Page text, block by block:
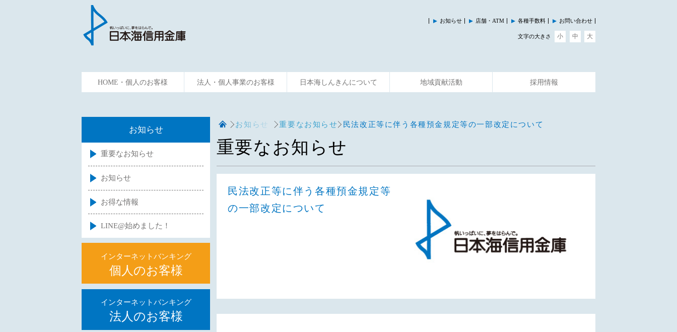
お知らせ 店舗・ATM 各種手数料 お問い合わせ
文字の大きさ 小 中 大
HOME・個人のお客様 法人・個人事業のお客様 日本海しんきんについて 地域貢献活動 採用情報
お知らせ 重要なお知らせ 民法改正等に伴う各種預金規定等の一部改定について
重要なお知らせ
民法改正等に伴う各種預金規定等
の一部改定について
お知らせ
重要なお知らせ
お知らせ
お得な情報
LINE@始めました！
インターネットバンキング
個人のお客様
インターネットバンキング
法人のお客様